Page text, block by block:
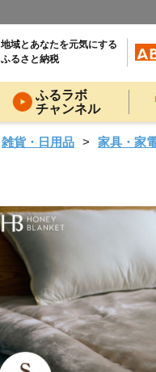
地域とあなたを元気にする
ふるさと納税
ふるラボ
チャンネル
雑貨・日用品 家具・家